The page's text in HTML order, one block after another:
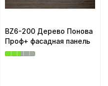
BZ6-200 Дерево Понова
Проф+ фасадная панель